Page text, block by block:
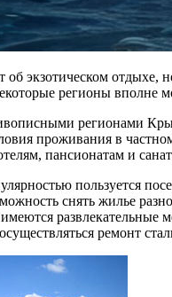
экзотическом отдыхе,
регионы вполне
регионами
проживания в
пансионатам и
пользуется
снять жилье
имеются
ремонт